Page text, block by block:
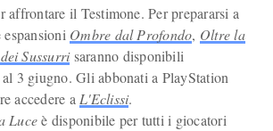
affrontare il Testimone. Per prepararsi a
Ombre dal Profondo, Oltre la
Sussurrisaranno disponibili
3 giugno. Gli abbonati a PlayStation
accedere a L'Eclissi.
Luceè disponibile per tutti i giocatori